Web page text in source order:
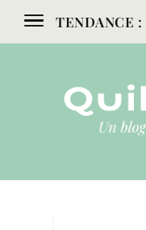
TENDANCE :